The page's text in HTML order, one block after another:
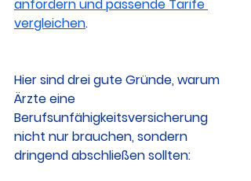
anfordern und passende Tarife
vergleichen.
Hier sind drei gute Gründe, warum
Ärzte eine
Berufsunfähigkeitsversicherung
nicht nur brauchen, sondern
dringend abschließen sollten: